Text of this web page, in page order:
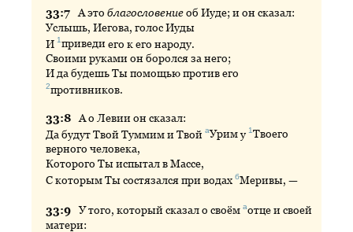
33:7 Аэтоблагословениеоб Иуде; и он сказал:
Услышь, Иегова, голос Иуды
И1приведи его к его народу.
Своими руками он боролся за него;
И да будешь Ты помощью против его
2противников.
33:8 Ао Левии он сказал:
Да будут Твой Туммим и ТвойаУриму1Твоего
верного человека,
Которого Ты испытал в Массе,
С которым Ты состязался при водахбМеривы, —
33:9 Утого, который сказал о своёмаотцеи своей
матери: